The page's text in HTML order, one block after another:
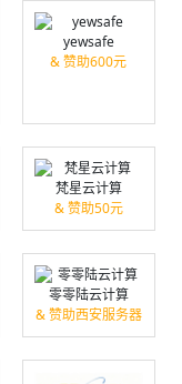
yewsafe
& 赞助600元
梵星云计算
& 赞助50元
零零陆云计算
& 赞助西安服务器